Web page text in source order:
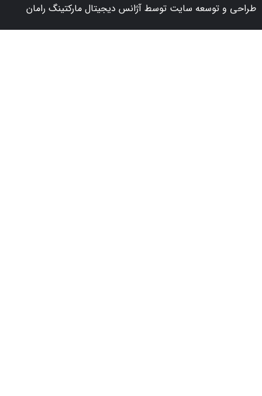
سایت توسط آژانس دیجیتال مارکتینگ رامان